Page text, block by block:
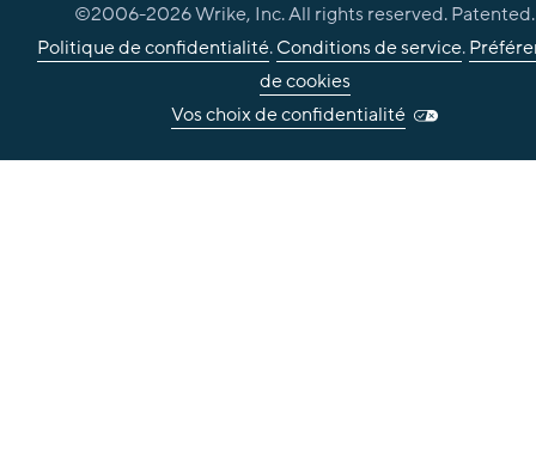
©2006-2026Wrike, Inc. All rights reserved. Patented.
Politique de confidentialité.Conditions de service.
de cookies
Vos choix de confidentialité